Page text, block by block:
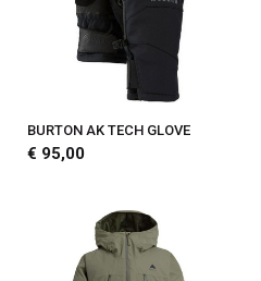
BURTON AK TECH GLOVE
€ 95,00